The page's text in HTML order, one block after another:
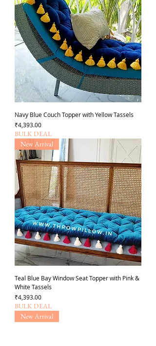
Navy Blue Couch Topper with Yellow Tassels
価格
₹4,393.00
BULK DEAL
New Arrival
Teal Blue Bay Window Seat Topper with Pink &
White Tassels
価格
₹4,393.00
BULK DEAL
New Arrival